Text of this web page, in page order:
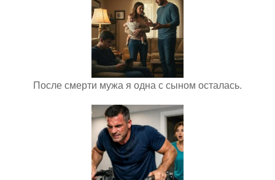
После смерти мужа я одна с сыном осталась.